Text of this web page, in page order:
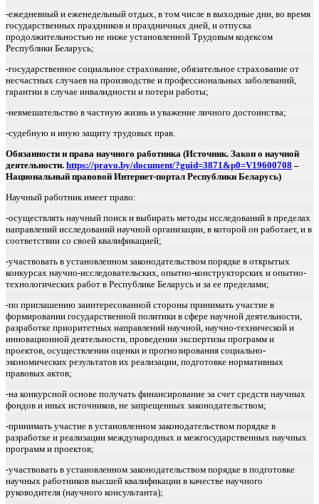
-ежедневный и еженедельный отдых, в том числе в выходные дни, во время
государственных праздников и праздничных дней, и отпуска
продолжительностью не ниже установленной Трудовым кодексом
Республики Беларусь;
-государственное социальное страхование, обязательное страхование от
несчастных случаев на производстве и профессиональных заболеваний,
гарантии в случае инвалидности и потери работы;
-невмешательство в частную жизнь и уважение личного достоинства;
-судебную и иную защиту трудовых прав.
Обязанности и права научного работника (Источник. Закон о научной
деятельности. https://pravo.by/document/?guid=3871&p0=V19600708 –
Национальный правовой Интернет-портал Республики Беларусь)
Научный работник имеет право:
-осуществлять научный поиск и выбирать методы исследований в пределах
направлений исследований научной организации, в которой он работает, и в
соответствии со своей квалификацией;
-участвовать в установленном законодательством порядке в открытых
конкурсах научно-исследовательских, опытно-конструкторских и опытно-
технологических работ в Республике Беларусь и за ее пределами;
-по приглашению заинтересованной стороны принимать участие в
формировании государственной политики в сфере научной деятельности,
разработке приоритетных направлений научной, научно-технической и
инновационной деятельности, проведении экспертизы программ и
проектов, осуществлении оценки и прогнозирования социально-
экономических результатов их реализации, подготовке нормативных
правовых актов;
-на конкурсной основе получать финансирование за счет средств научных
фондов и иных источников, не запрещенных законодательством;
-принимать участие в установленном законодательством порядке в
разработке и реализации международных и межгосударственных научных
программ и проектов;
-участвовать в установленном законодательством порядке в подготовке
научных работников высшей квалификации в качестве научного
руководителя (научного консультанта);